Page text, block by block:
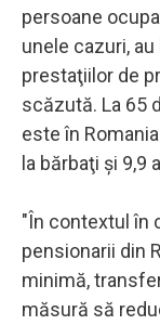
persoane
unele cazuri,
prestaţiilor de
scăzută. La 65
este în
la bărbaţi şi 9,9
"În contextul în
pensionarii din
minimă,
măsură să